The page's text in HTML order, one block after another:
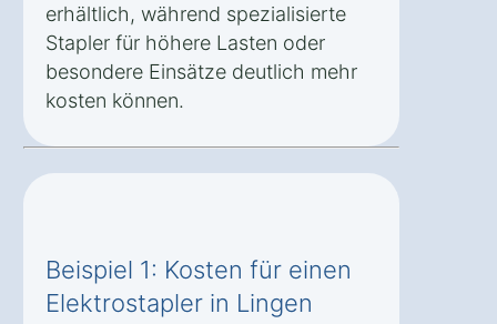
erhältlich, während spezialisierte
Stapler für höhere Lasten oder
besondere Einsätze deutlich mehr
kosten können.
Beispiel 1: Kosten für einen
Elektrostapler in Lingen